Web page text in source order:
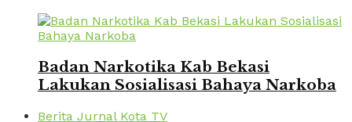
Badan Narkotika Kab Bekasi
Lakukan Sosialisasi Bahaya Narkoba
Berita Jurnal Kota TV